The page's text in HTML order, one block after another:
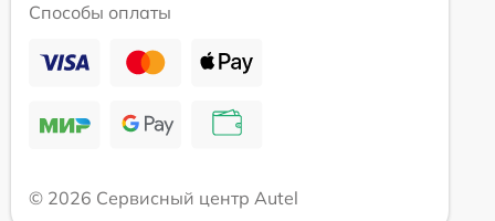
Способы оплаты
© 2026 Сервисный центр Autel